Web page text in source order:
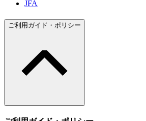
JFA
ご利用ガイド・ポリシー